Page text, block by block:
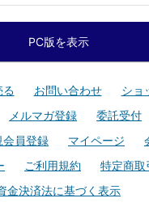
PC版を表示
る お問い合わせ
ショ
メルマガ登録 委託受付
会員登録 マイページ
ご利用規約
特定商取
金決済法に基づく表示